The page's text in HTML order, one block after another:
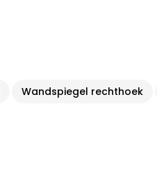
Wandspiegel rechthoek